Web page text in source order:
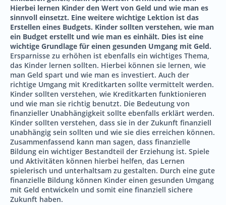
Hierbei lernen Kinder den Wert von Geld und wie man es
sinnvoll einsetzt. Eine weitere wichtige Lektion ist das
Erstellen eines Budgets. Kinder sollten verstehen, wie man
ein Budget erstellt und wie man es einhält. Dies ist eine
wichtige Grundlage für einen gesunden Umgang mit Geld.
Ersparnisse zu erhöhen ist ebenfalls ein wichtiges Thema,
das Kinder lernen sollten. Hierbei können sie lernen, wie
man Geld spart und wie man es investiert. Auch der
richtige Umgang mit Kreditkarten sollte vermittelt werden.
Kinder sollten verstehen, wie Kreditkarten funktionieren
und wie man sie richtig benutzt. Die Bedeutung von
finanzieller Unabhängigkeit sollte ebenfalls erklärt werden.
Kinder sollten verstehen, dass sie in der Zukunft finanziell
unabhängig sein sollten und wie sie dies erreichen können.
Zusammenfassend kann man sagen, dass finanzielle
Bildung ein wichtiger Bestandteil der Erziehung ist. Spiele
und Aktivitäten können hierbei helfen, das Lernen
spielerisch und unterhaltsam zu gestalten. Durch eine gute
finanzielle Bildung können Kinder einen gesunden Umgang
mit Geld entwickeln und somit eine finanziell sichere
Zukunft haben.